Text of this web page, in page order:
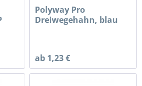
Polyway Pro
Dreiwegehahn, blau
ab 1,23 €